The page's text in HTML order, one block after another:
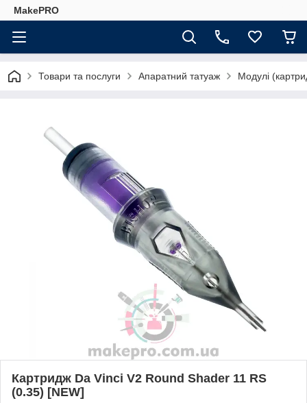
MakePRO
Товари та послуги Апаратний татуаж Модулі
Картридж Da Vinci V2 Round Shader 11 RS
(0.35) [NEW]